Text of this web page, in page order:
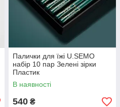
Палички для їжі U.SEMO
набір 10 пар Зелені зірки
Пластик
В наявності
540 ₴